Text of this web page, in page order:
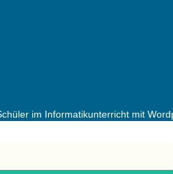
im Informatikunterricht mit